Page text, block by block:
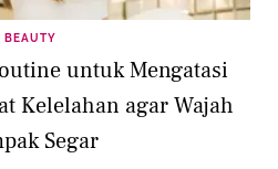
BEAUTY
untuk Mengatasi
Kelelahan agar Wajah
Segar